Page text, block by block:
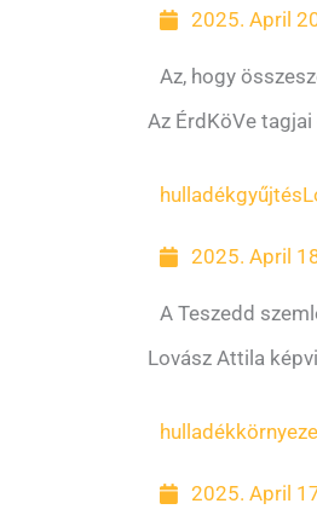
2025. April
Az, hogy
Az ÉrdKöVe
hulladékgyűjtés
2025. April
A Teszedd
Lovász Attila
hulladék
2025. April